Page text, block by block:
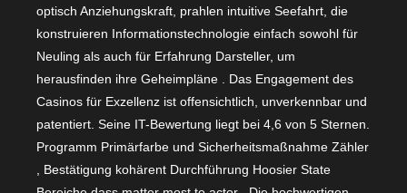
optisch Anziehungskraft, prahlen intuitive Seefahrt, die
konstruieren Informationstechnologie einfach sowohl für
Neuling als auch für Erfahrung Darsteller, um
herausfinden ihre Geheimpläne . Das Engagement des
Casinos für Exzellenz ist offensichtlich, unverkennbar und
patentiert. Seine IT-Bewertung liegt bei 4,6 von 5 Sternen.
Programm Primärfarbe und Sicherheitsmaßnahme Zähler
, Bestätigung kohärent Durchführung Hoosier State